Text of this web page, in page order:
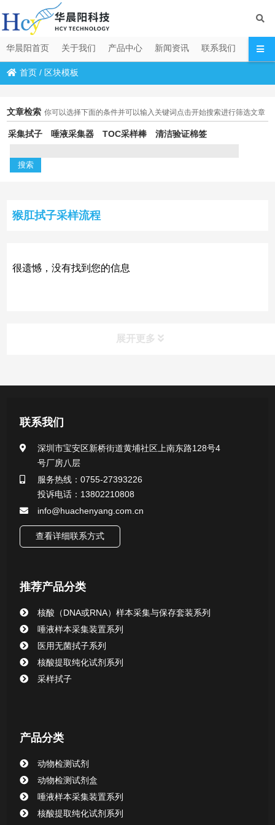
华晨阳首页 关于我们 产品中心 新闻资讯 联系我们
首页 / 区块模板
文章检索 你可以选择下面的条件并可以输入关键词点击开始搜索进行筛选文章
采集拭子 唾液采集器 TOC采样棒 清洁验证棉签
猴肛拭子采样流程
很遗憾，没有找到您的信息
展开更多
产品中心
医用无菌采样拭子系列
一次性使用采样器系列
微生物样本保存液（通用运输传媒介质）系列
核酸（DNA&RNA）样本采集与保存套装系列
唾液样本采集装置系列
清洁验证棉签系列
动物检测试剂
联系我们
深圳市宝安区新桥街道黄埔社区上南东路128号4
号厂房八层
服务热线：0755-27393226
投诉电话：13802210808
info@huachenyang.com.cn
查看详细联系方式
推荐产品分类
核酸（DNA或RNA）样本采集与保存套装系列
唾液样本采集装置系列
医用无菌拭子系列
核酸提取纯化试剂系列
采样拭子
产品分类
动物检测试剂
动物检测试剂盒
唾液样本采集装置系列
核酸提取纯化试剂系列